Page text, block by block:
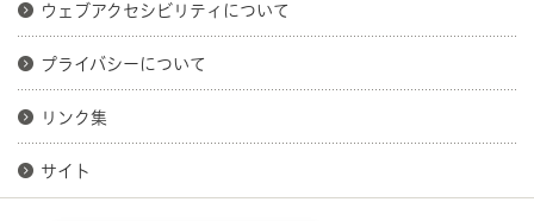
ウェブアクセシビリティについて
プライバシーについて
リンク集
サイト